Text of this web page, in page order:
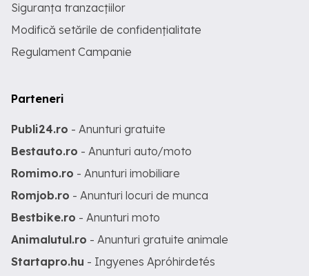
Siguranța tranzacțiilor
Modifică setările de confidențialitate
Regulament Campanie
Parteneri
Publi24.ro - Anunturi gratuite
Bestauto.ro - Anunturi auto/moto
Romimo.ro - Anunturi imobiliare
Romjob.ro - Anunturi locuri de munca
Bestbike.ro - Anunturi moto
Animalutul.ro - Anunturi gratuite animale
Startapro.hu - Ingyenes Apróhirdetés